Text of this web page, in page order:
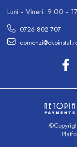
Luni - Vineri: 9:00 -
0726 802 707